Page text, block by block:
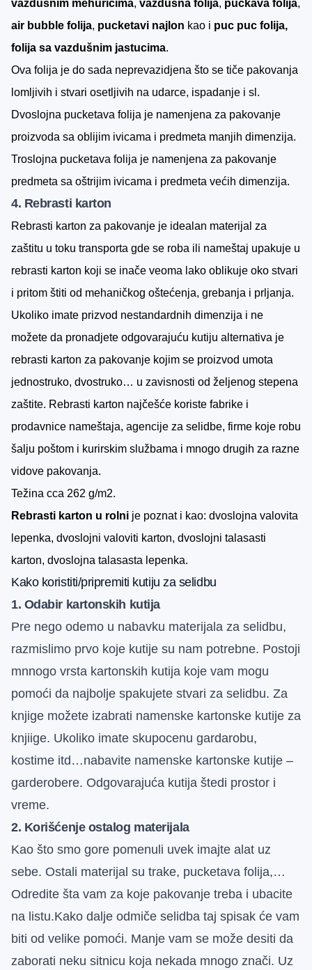
vazdušnim mehurićima, vazdušna folija, puckava folija,
air bubble folija, pucketavi najlon kao i puc puc folija,
folija sa vazdušnim jastucima.
Ova folija je do sada neprevazidjena što se tiče pakovanja
lomljivih i stvari osetljivih na udarce, ispadanje i sl.
Dvoslojna pucketava folija je namenjena za pakovanje
proizvoda sa oblijim ivicama i predmeta manjih dimenzija.
Troslojna pucketava folija je namenjena za pakovanje
predmeta sa oštrijim ivicama i predmeta većih dimenzija.
4. Rebrasti karton
Rebrasti karton za pakovanje je idealan materijal za
zaštitu u toku transporta gde se roba ili nameštaj upakuje u
rebrasti karton koji se inače veoma lako oblikuje oko stvari
i pritom štiti od mehaničkog oštećenja, grebanja i prljanja.
Ukoliko imate prizvod nestandardnih dimenzija i ne
možete da pronadjete odgovarajuću kutiju alternativa je
rebrasti karton za pakovanje kojim se proizvod umota
jednostruko, dvostruko… u zavisnosti od željenog stepena
zaštite. Rebrasti karton najčešće koriste fabrike i
prodavnice nameštaja, agencije za selidbe, firme koje robu
šalju poštom i kurirskim službama i mnogo drugih za razne
vidove pakovanja.
Težina cca 262 g/m2.
Rebrasti karton u rolni je poznat i kao: dvoslojna valovita
lepenka, dvoslojni valoviti karton, dvoslojni talasasti
karton, dvoslojna talasasta lepenka.
Kako koristiti/pripremiti kutiju za selidbu
1. Odabir kartonskih kutija
Pre nego odemo u nabavku materijala za selidbu,
razmislimo prvo koje kutije su nam potrebne. Postoji
mnnogo vrsta kartonskih kutija koje vam mogu
pomoći da najbolje spakujete stvari za selidbu. Za
knjige možete izabrati namenske kartonske kutije za
knjiige. Ukoliko imate skupocenu gardarobu,
kostime itd…nabavite namenske kartonske kutije –
garderobere. Odgovarajuća kutija štedi prostor i
vreme.
2. Korišćenje ostalog materijala
Kao što smo gore pomenuli uvek imajte alat uz
sebe. Ostali materijal su trake, pucketava folija,…
Odredite šta vam za koje pakovanje treba i ubacite
na listu.Kako dalje odmiče selidba taj spisak će vam
biti od velike pomoći. Manje vam se može desiti da
zaborati neku sitnicu koja nekada mnogo znači. Uz